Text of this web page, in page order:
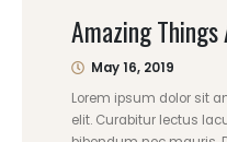
Amazing
May 16, 2019
Lorem ipsum dolor sit
elit. Curabitur lectus